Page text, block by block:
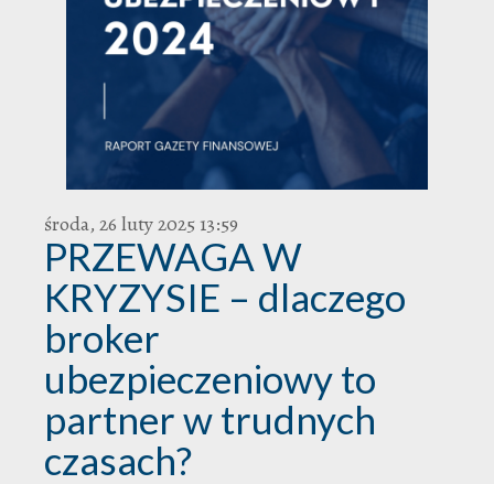
środa, 26 luty 2025 13:59
PRZEWAGA W
KRYZYSIE – dlaczego
broker
ubezpieczeniowy to
partner w trudnych
czasach?